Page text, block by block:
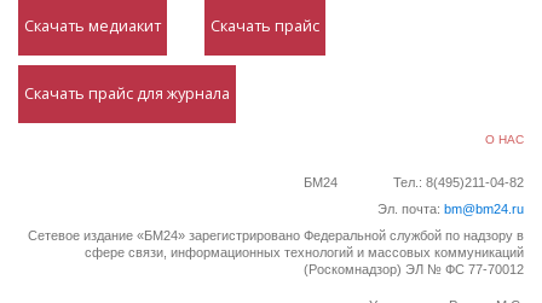
Скачать медиакит Скачать прайс
Скачать прайс для журнала
О НАС
БМ24
Тел.: 8(495)211-04-82
Эл. почта: bm@bm24.ru
Сетевое издание «БМ24» зарегистрировано Федеральной службой по надзору в
сфере связи, информационных технологий и массовых коммуникаций
(Роскомнадзор) ЭЛ № ФС 77-70012